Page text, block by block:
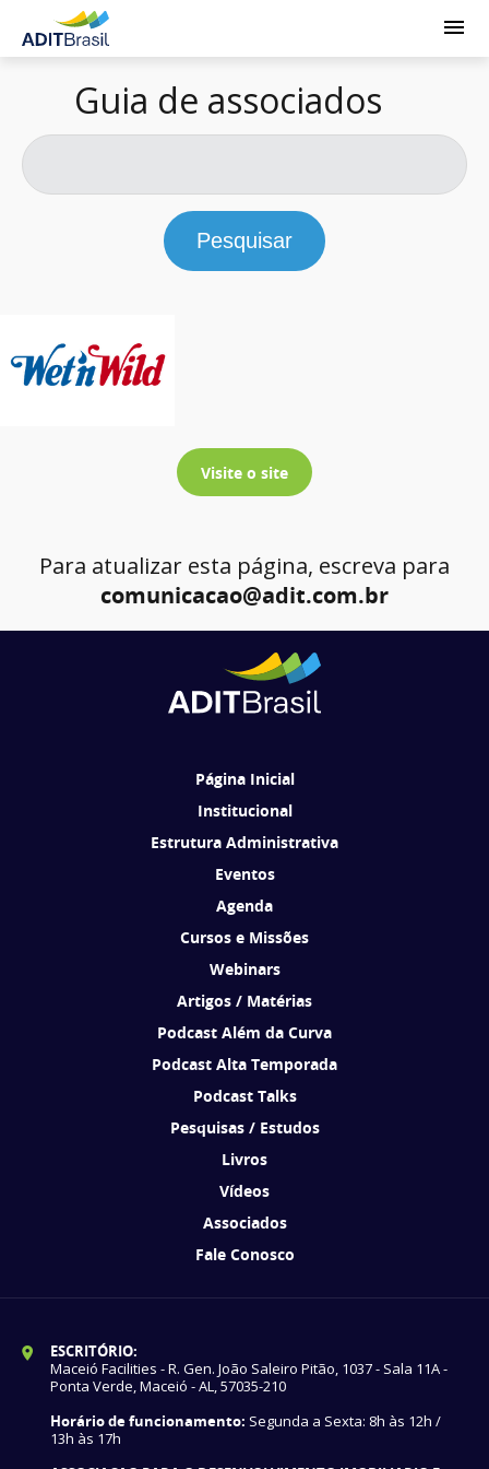
Guia de associados
Pesquisar
Visite o site
Para atualizar esta página, escreva para
comunicacao@adit.com.br
Página Inicial
Institucional
Estrutura Administrativa
Eventos
Agenda
Cursos e Missões
Webinars
Artigos / Matérias
Podcast Além da Curva
Podcast Alta Temporada
Podcast Talks
Pesquisas / Estudos
Livros
Vídeos
Associados
Fale Conosco
ESCRITÓRIO:
Maceió Facilities - R. Gen. João Saleiro Pitão, 1037 - Sala 11A -
Ponta Verde, Maceió - AL, 57035-210
Horário de funcionamento: Segunda a Sexta: 8h às 12h /
13h às 17h